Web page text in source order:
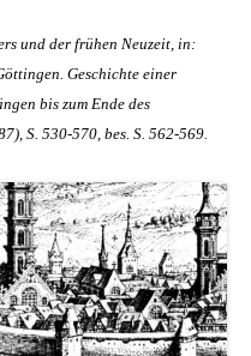
und der frühen Neuzeit, in:
Geschichte einer
bis zum Ende des
S. 530-570, bes. S. 562-569.